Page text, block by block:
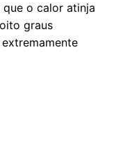
o calor atinja
graus